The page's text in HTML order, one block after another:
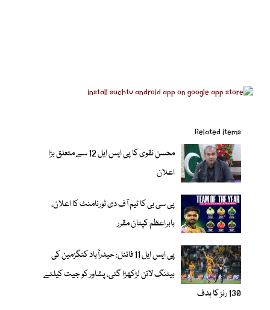
Related items
محسن نقوی کا پی ایس ایل 12 سے متعلق بڑا
اعلان
پی سی بی کا ٹیم آف دی ٹورنامنٹ کا اعلان،
بابراعظم کپتان مقرر
پی ایس ایل 11 فائنل: حیدرآباد کنگزمین کی
بیٹنگ لائن لڑکھڑا گئی، پشاور کو جیت کیلئے
130 رنز کا ہدف